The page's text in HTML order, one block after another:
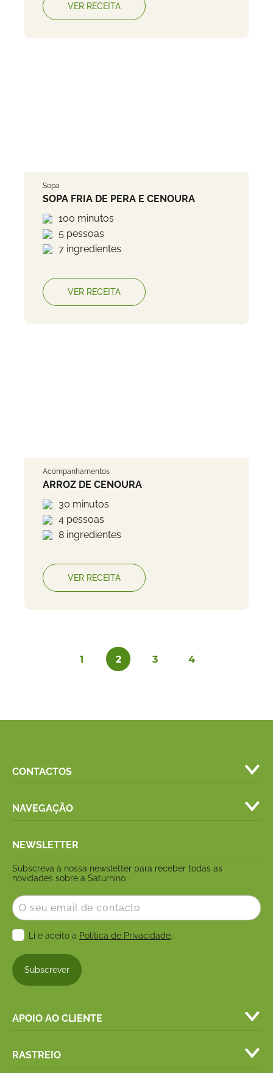
VER RECEITA
Sopa
SOPA FRIA DE PERA E CENOURA
100 minutos
5 pessoas
7 ingredientes
VER RECEITA
Acompanhamentos
ARROZ DE CENOURA
30 minutos
4 pessoas
8 ingredientes
VER RECEITA
1 2 3 4
CONTACTOS
NAVEGAÇÃO
NEWSLETTER
Subscreva à nossa newsletter para receber todas as
novidades sobre a Saturnino
Email
Consentimento
Li e aceito a Política de Privacidade.
APOIO AO CLIENTE
RASTREIO